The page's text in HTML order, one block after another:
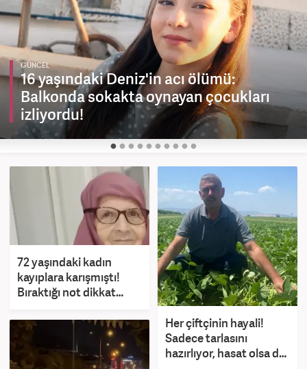
GÜNCEL
16 yaşındaki Deniz'in acı ölümü:
Balkonda sokakta oynayan çocukları
izliyordu!
72 yaşındaki kadın
kayıplara karışmıştı!
Bıraktığı not dikkat
Her çiftçinin hayali!
Sadece tarlasını
hazırlıyor, hasat olsa da